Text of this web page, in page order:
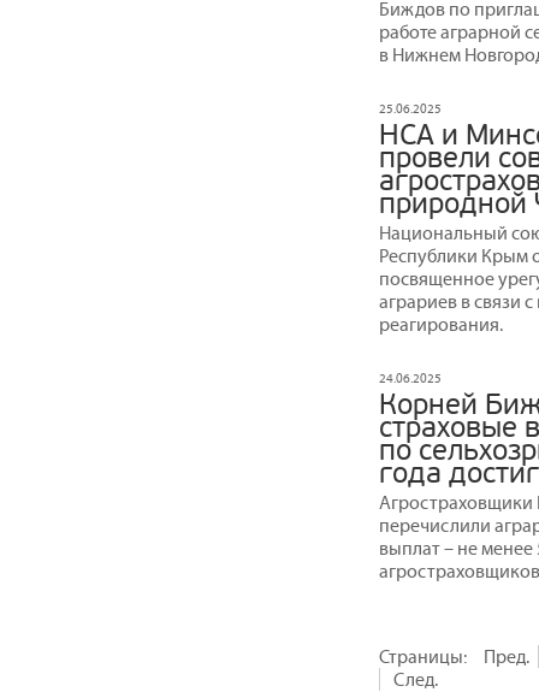
Биждов по
работе аграрной
в Нижнем
25.06.2025
НСА и
провели
природной
Национальный
Республики Крым
посвященное
аграриев в связи
реагирования.
24.06.2025
Корней
страховые
по
года
Агростраховщики
перечислили
выплат – не
Страницы:
Пред.
След.